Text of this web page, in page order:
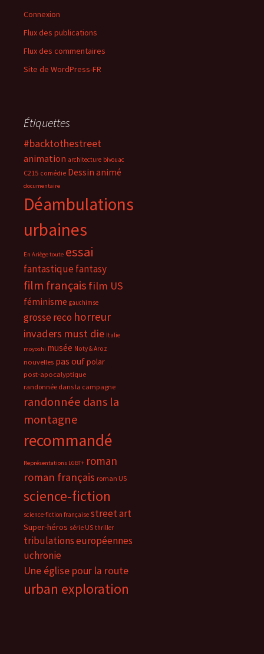
Connexion
Flux des publications
Flux des commentaires
Site de WordPress-FR
Étiquettes
#backtothestreet
animation architecture bivouac
C215 comédie Dessin animé
documentaire
Déambulations
urbaines
En Ariège toute essai
fantastiquefantasy
film français film US
féminisme gauchimse
grosse reco horreur
invaders must die Italie
moyoshi musée Noty & Aroz
nouvelles pas oufpolar
post-apocalyptique
randonnée dans la campagne
randonnée dans la
montagne
recommandé
Représentations LGBT+ roman
roman français roman US
science-fiction
science-fiction française street art
Super-héros série US thriller
tribulations européennes
uchronie
Une église pour la route
urban exploration